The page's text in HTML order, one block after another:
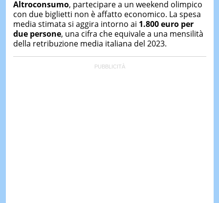
Altroconsumo, partecipare a un weekend olimpico
con due biglietti non è affatto economico. La spesa
media stimata si aggira intorno ai 1.800 euro per
due persone, una cifra che equivale a una mensilità
della retribuzione media italiana del 2023.